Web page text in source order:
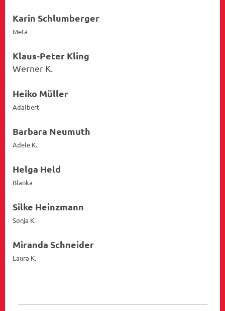
Karin Schlumberger
Meta
Klaus-Peter Kling
Werner K.
Heiko Müller
Adalbert
Barbara Neumuth
Adele K.
Helga Held
Blanka
Silke Heinzmann
Sonja K.
Miranda Schneider
Laura K.